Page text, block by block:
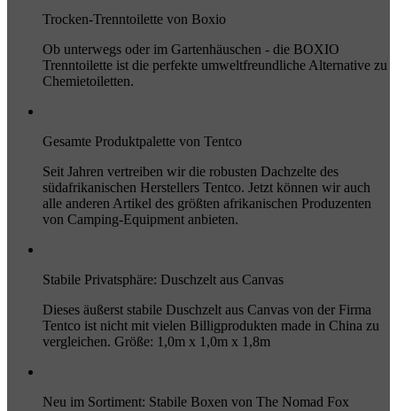
Trocken-Trenntoilette von Boxio
Ob unterwegs oder im Gartenhäuschen - die BOXIO
Trenntoilette ist die perfekte umweltfreundliche Alternative zu
Chemietoiletten.
Gesamte Produktpalette von Tentco
Seit Jahren vertreiben wir die robusten Dachzelte des
südafrikanischen Herstellers Tentco. Jetzt können wir auch
alle anderen Artikel des größten afrikanischen Produzenten
von Camping-Equipment anbieten.
Stabile Privatsphäre: Duschzelt aus Canvas
Dieses äußerst stabile Duschzelt aus Canvas von der Firma
Tentco ist nicht mit vielen Billigprodukten made in China zu
vergleichen. Größe: 1,0m x 1,0m x 1,8m
Neu im Sortiment: Stabile Boxen von The Nomad Fox